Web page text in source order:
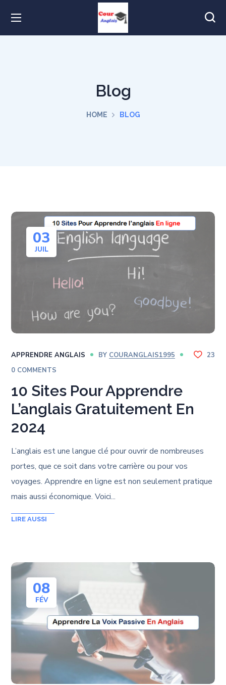
Blog
HOME BLOG
03
JUIL
APPRENDRE ANGLAIS BY COURANGLAIS1995
0 COMMENTS
23
10 Sites Pour Apprendre
L’anglais Gratuitement En
2024
L’anglais est une langue clé pour ouvrir de nombreuses
portes, que ce soit dans votre carrière ou pour vos
voyages. Apprendre en ligne est non seulement pratique
mais aussi économique. Voici...
08
FÉV